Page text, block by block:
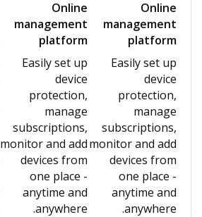
Online
management
platform
Easily set up
device
protection,
manage
subscriptions,
monitor and add
devices from
one place -
anytime and
anywhere.
Online
management
platform
Easily set up
device
protection,
manage
subscriptions,
monitor and add
devices from
one place -
anytime and
anywhere.